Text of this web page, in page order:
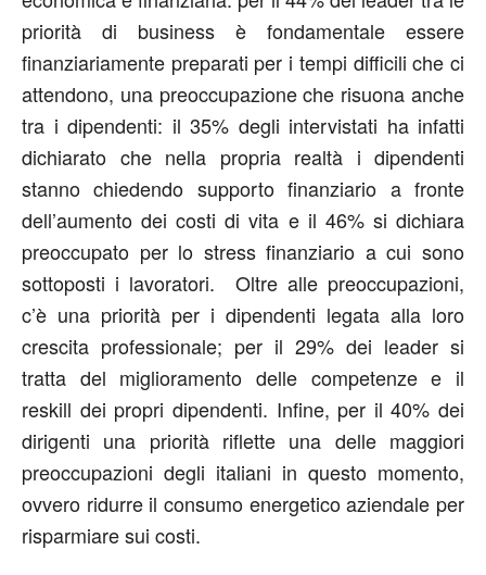
priorità di business è fondamentale essere
finanziariamente preparati per i tempi difficili che ci
attendono, una preoccupazione che risuona anche
tra i dipendenti: il 35% degli intervistati ha infatti
dichiarato che nella propria realtà i dipendenti
stanno chiedendo supporto finanziario a fronte
dell’aumento dei costi di vita e il 46% si dichiara
preoccupato per lo stress finanziario a cui sono
sottoposti i lavoratori. Oltre alle preoccupazioni,
c’è una priorità per i dipendenti legata alla loro
crescita professionale; per il 29% dei leader si
tratta del miglioramento delle competenze e il
reskill dei propri dipendenti. Infine, per il 40% dei
dirigenti una priorità riflette una delle maggiori
preoccupazioni degli italiani in questo momento,
ovvero ridurre il consumo energetico aziendale per
risparmiare sui costi.